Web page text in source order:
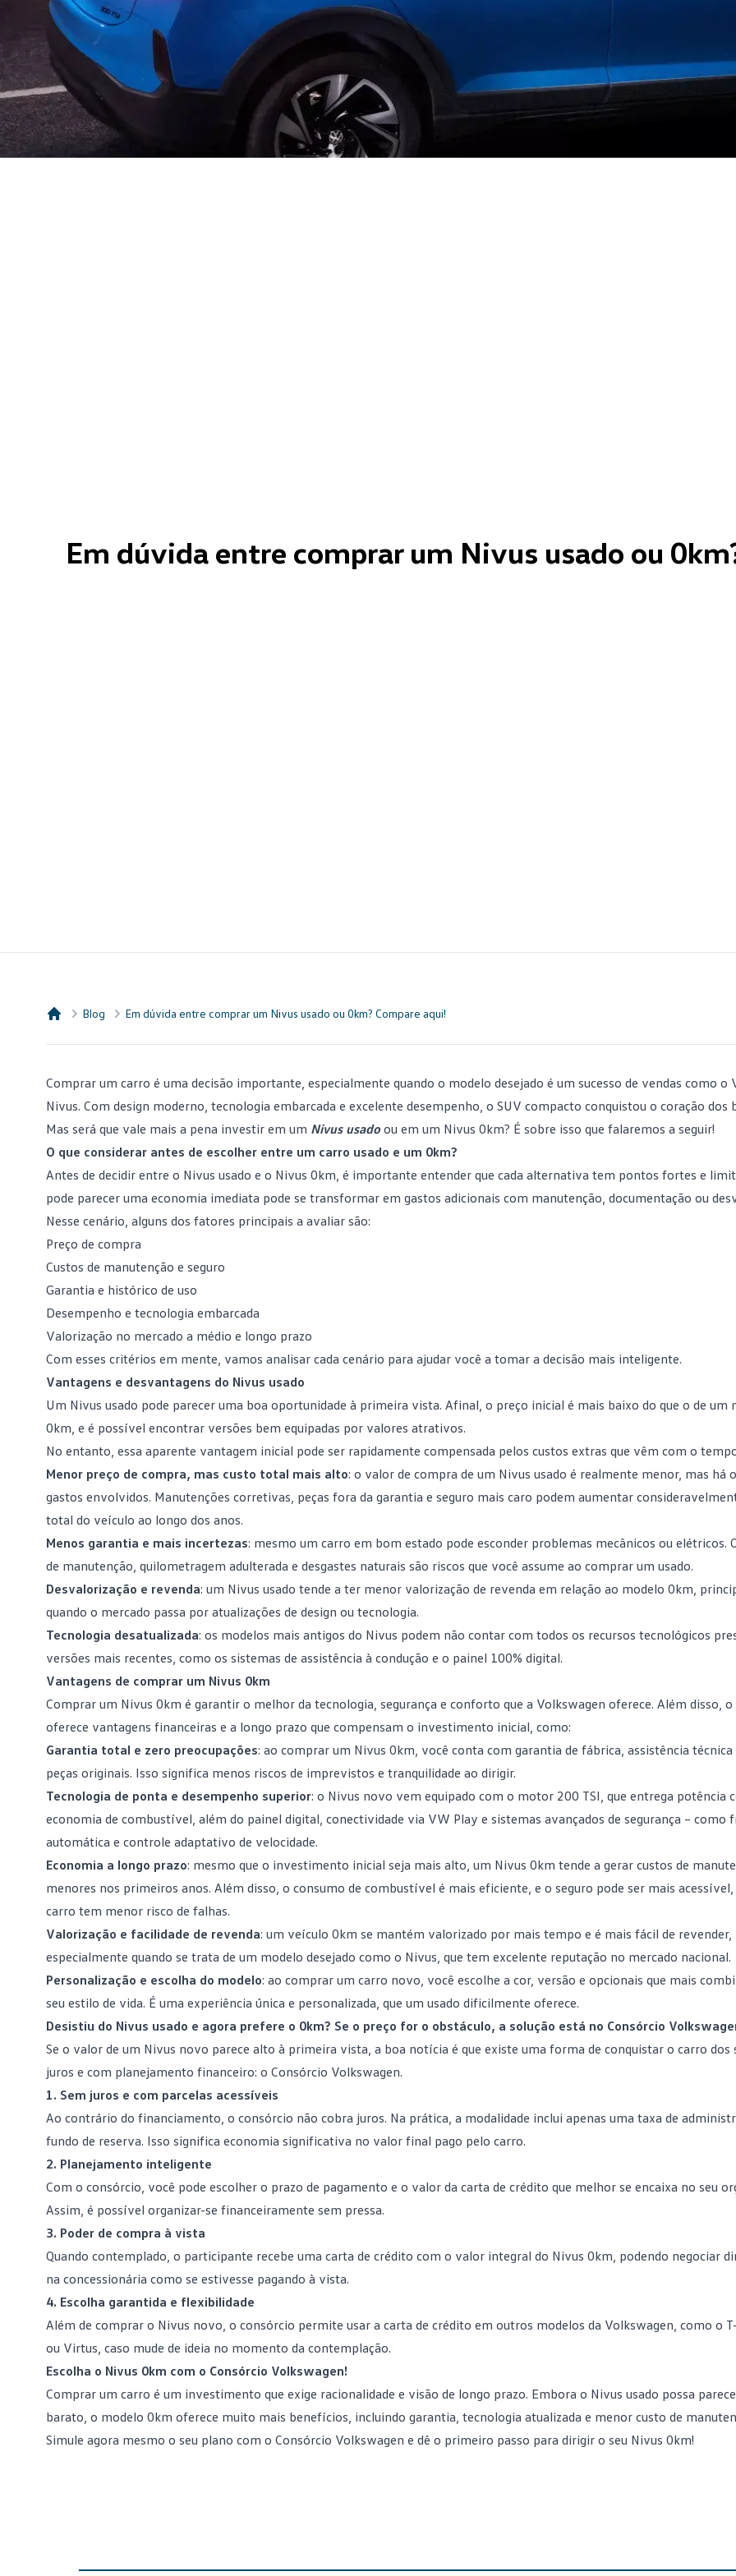
Em dúvida entre comprar um Nivus usado ou
Blog Em dúvida entre comprar um Nivus usado ou 0km? Compare aqui!
Comprar um carro é uma decisão importante, especialmente quando o modelo desejado é um sucesso de vendas como o
Nivus. Com design moderno, tecnologia embarcada e excelente desempenho, o SUV compacto conquistou o coração dos
Mas será que vale mais a pena investir em um Nivus usadoou em um Nivus 0km? É sobre isso que falaremos a seguir!
O que considerar antes de escolher entre um carro usado e um 0km?
Antes de decidir entre o Nivus usado e o Nivus 0km, é importante entender que cada alternativa tem pontos fortes e
pode parecer uma economia imediata pode se transformar em gastos adicionais com manutenção, documentação ou
Nesse cenário, alguns dos fatores principais a avaliar são:
Preço de compra
Custos de manutenção e seguro
Garantia e histórico de uso
Desempenho e tecnologia embarcada
Valorização no mercado a médio e longo prazo
Com esses critérios em mente, vamos analisar cada cenário para ajudar você a tomar a decisão mais inteligente.
Vantagens e desvantagens do Nivus usado
Um Nivus usado pode parecer uma boa oportunidade à primeira vista. Afinal, o preço inicial é mais baixo do que o de um
0km, e é possível encontrar versões bem equipadas por valores atrativos.
No entanto, essa aparente vantagem inicial pode ser rapidamente compensada pelos custos extras que vêm com o
Menor preço de compra, mas custo total mais alto: o valor de compra de um Nivus usado é realmente menor, mas há
gastos envolvidos. Manutenções corretivas, peças fora da garantia e seguro mais caro podem aumentar
total do veículo ao longo dos anos.
Menos garantia e mais incertezas: mesmo um carro em bom estado pode esconder problemas mecânicos ou elétricos.
de manutenção, quilometragem adulterada e desgastes naturais são riscos que você assume ao comprar um usado.
Desvalorização e revenda: um Nivus usado tende a ter menor valorização de revenda em relação ao modelo 0km,
quando o mercado passa por atualizações de design ou tecnologia.
Tecnologia desatualizada: os modelos mais antigos do Nivus podem não contar com todos os recursos tecnológicos
versões mais recentes, como os sistemas de assistência à condução e o painel 100% digital.
Vantagens de comprar um Nivus 0km
Comprar um Nivus 0km é garantir o melhor da tecnologia, segurança e conforto que a Volkswagen oferece. Além disso,
oferece vantagens financeiras e a longo prazo que compensam o investimento inicial, como:
Garantia total e zero preocupações: ao comprar um Nivus 0km, você conta com garantia de fábrica, assistência técnica
peças originais. Isso significa menos riscos de imprevistos e tranquilidade ao dirigir.
Tecnologia de ponta e desempenho superior: o Nivus novo vem equipado com o motor 200 TSI, que entrega potência
economia de combustível, além do painel digital, conectividade via VW Play e sistemas avançados de segurança – como
automática e controle adaptativo de velocidade.
Economia a longo prazo: mesmo que o investimento inicial seja mais alto, um Nivus 0km tende a gerar custos de
menores nos primeiros anos. Além disso, o consumo de combustível é mais eficiente, e o seguro pode ser mais acessível,
carro tem menor risco de falhas.
Valorização e facilidade de revenda: um veículo 0km se mantém valorizado por mais tempo e é mais fácil de revender,
especialmente quando se trata de um modelo desejado como o Nivus, que tem excelente reputação no mercado nacional.
Personalização e escolha do modelo: ao comprar um carro novo, você escolhe a cor, versão e opcionais que mais
seu estilo de vida. É uma experiência única e personalizada, que um usado dificilmente oferece.
Desistiu do Nivus usado e agora prefere o 0km? Se o preço for o obstáculo, a solução está no Consórcio
Se o valor de um Nivus novo parece alto à primeira vista, a boa notícia é que existe uma forma de conquistar o carro dos
juros e com planejamento financeiro: o Consórcio Volkswagen.
1. Sem juros e com parcelas acessíveis
Ao contrário do financiamento, o consórcio não cobra juros. Na prática, a modalidade inclui apenas uma taxa de
fundo de reserva. Isso significa economia significativa no valor final pago pelo carro.
2. Planejamento inteligente
Com o consórcio, você pode escolher o prazo de pagamento e o valor da carta de crédito que melhor se encaixa no seu
Assim, é possível organizar-se financeiramente sem pressa.
3. Poder de compra à vista
Quando contemplado, o participante recebe uma carta de crédito com o valor integral do Nivus 0km, podendo negociar
na concessionária como se estivesse pagando à vista.
4. Escolha garantida e flexibilidade
Além de comprar o Nivus novo, o consórcio permite usar a carta de crédito em outros modelos da Volkswagen, como o
ou Virtus, caso mude de ideia no momento da contemplação.
Escolha o Nivus 0km com o Consórcio Volkswagen!
Comprar um carro é um investimento que exige racionalidade e visão de longo prazo. Embora o Nivus usado possa
barato, o modelo 0km oferece muito mais benefícios, incluindo garantia, tecnologia atualizada e menor custo de
Simule agora mesmo o seu plano com o Consórcio Volkswagen e dê o primeiro passo para dirigir o seu Nivus 0km!